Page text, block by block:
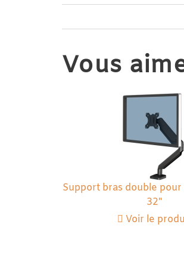
Vous
Support bras double
32"
Voir le